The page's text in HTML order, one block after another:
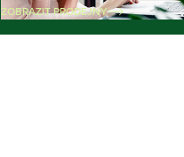
ZOBRAZIT PRODEJNY